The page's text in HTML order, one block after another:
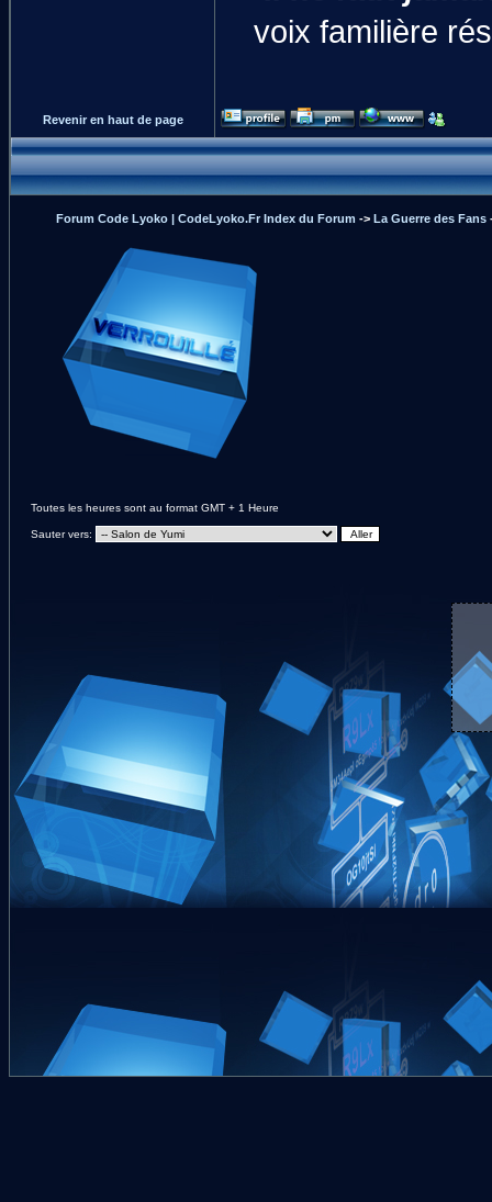
voix familière
Revenir en haut de page
Forum Code Lyoko | CodeLyoko.Fr Index du Forum -> La Guerre des Fans
Toutes les heures sont au format GMT + 1 Heure
Sauter vers: